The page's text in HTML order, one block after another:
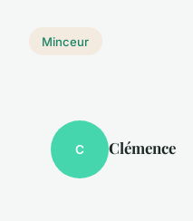
Minceur
C Clémence